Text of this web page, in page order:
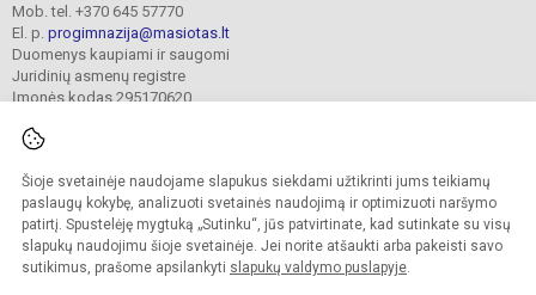
Šioje svetainėje naudojame slapukus siekdami užtikrinti jums teikiamų
paslaugų kokybę, analizuoti svetainės naudojimą ir optimizuoti naršymo
patirtį. Spustelėję mygtuką „Sutinku“, jūs patvirtinate, kad sutinkate su visų
slapukų naudojimu šioje svetainėje. Jei norite atšaukti arba pakeisti savo
sutikimus, prašome apsilankyti slapukų valdymo puslapyje.
Mob. tel. +370 645 57770
El. p. progimnazija@masiotas.lt
Duomenys kaupiami ir saugomi
Juridinių asmenų registre
Įmonės kodas 295170620
© 2022. Klaipėdos Prano Mašioto progimnazija. Visos teisės saugomos.
Kopijuoti turinį be raštiško įstaigos administracijos sutikimo griežtai draudžiama.
Prieinamumo paraiška Slapukų valdymas
Sumanus būdas atnaujinti